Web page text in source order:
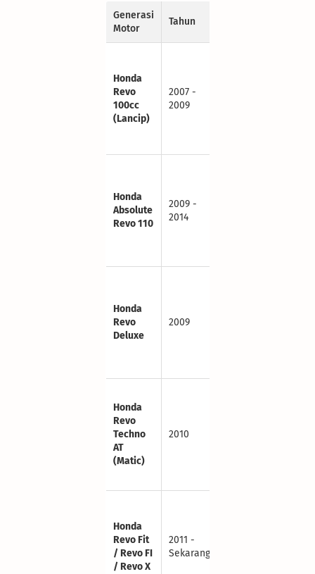
Generasi
Motor
Tahun
Honda
Revo
100cc
(Lancip)
2007 -
2009
Honda
Absolute
Revo 110
2009 -
2014
Honda
Revo
Deluxe
2009
Honda
Revo
Techno
AT
(Matic)
2010
Honda
Revo Fit
/ Revo FI
/ Revo X
2011 -
Sekarang